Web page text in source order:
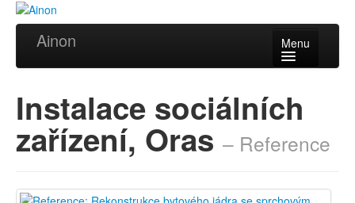
Ainon Menu
Služby
Reference
Instalace sociálních
zařízení, Oras – Reference